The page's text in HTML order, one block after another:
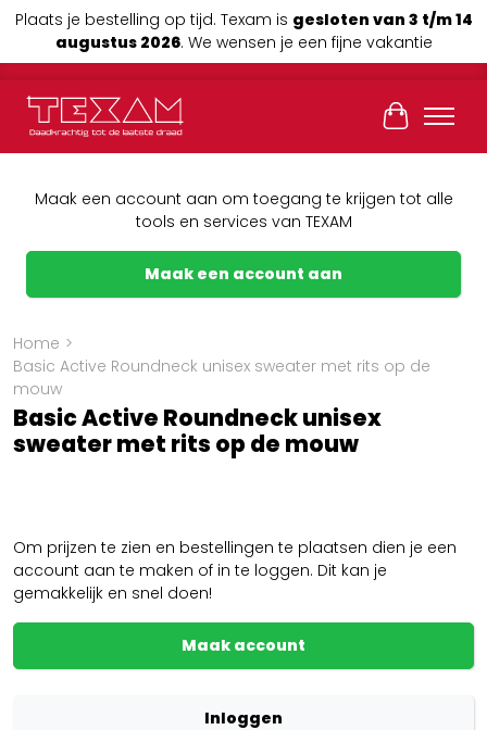
Plaats je bestelling op tijd. Texam is gesloten van 3 t/m 14
augustus 2026. We wensen je een fijne vakantie
Maak een account aan om toegang te krijgen tot alle
tools en services van TEXAM
Maak een account aan
Home >
Basic Active Roundneck unisex sweater met rits op de
mouw
Basic Active Roundneck unisex
sweater met rits op de mouw
Om prijzen te zien en bestellingen te plaatsen dien je een
account aan te maken of in te loggen. Dit kan je
gemakkelijk en snel doen!
Maak account
Inloggen